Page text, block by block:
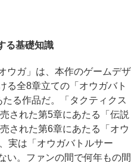
る基礎知識
ウガ」は、本作のゲームデザ
る全8章立ての「オウガバト
る作品だ。「タクティクス
された第5章にあたる「伝説
された第6章にあたる「オウ
実は「オウガバトルサー
い。ファンの間で何年もの間